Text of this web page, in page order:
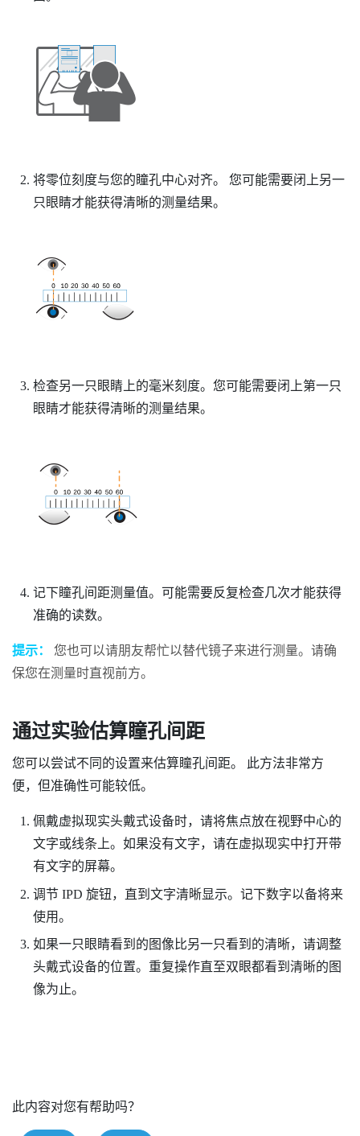
将零位刻度与您的瞳孔中心对齐。 您可能需要闭上另一
只眼睛才能获得清晰的测量结果。
检查另一只眼睛上的毫米刻度。您可能需要闭上第一只
眼睛才能获得清晰的测量结果。
记下瞳孔间距测量值。可能需要反复检查几次才能获得
准确的读数。
提示：
您也可以请朋友帮忙以替代镜子来进行测量。请确
保您在测量时直视前方。
通过实验估算瞳孔间距
您可以尝试不同的设置来估算瞳孔间距。 此方法非常方
便，但准确性可能较低。
佩戴虚拟现实头戴式设备时，请将焦点放在视野中心的
文字或线条上。如果没有文字，请在虚拟现实中打开带
有文字的屏幕。
调节 IPD 旋钮，直到文字清晰显示。记下数字以备将来
使用。
如果一只眼睛看到的图像比另一只看到的清晰，请调整
头戴式设备的位置。重复操作直至双眼都看到清晰的图
像为止。
此内容对您有帮助吗？